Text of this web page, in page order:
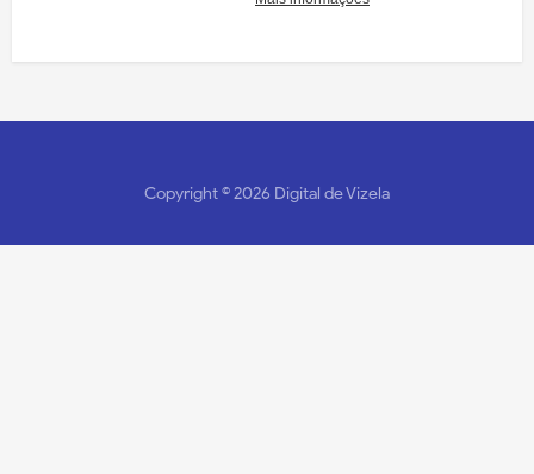
Copyright ©2026 Digital de Vizela